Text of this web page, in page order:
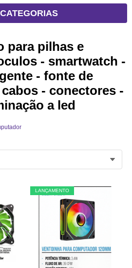
CATEGORIAS
para pilhas e
- smartwatch -
- fonte de
- conectores -
a led
LANÇAMENTO